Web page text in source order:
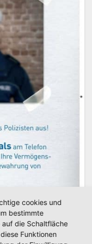
cookies und
bestimmte
auf die Schaltfläche
Funktionen